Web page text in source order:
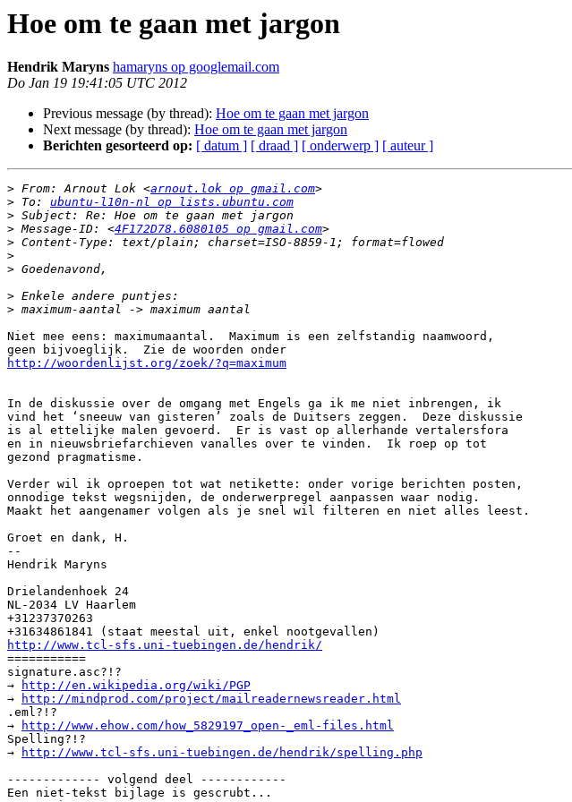
Hoe om te gaan met jargon
Hendrik Maryns hamaryns op googlemail.com
Do Jan 19 19:41:05 UTC 2012
Previous message (by thread): Hoe om te gaan met jargon
Next message (by thread): Hoe om te gaan met jargon
Berichten gesorteerd op: [ datum ] [ draad ] [ onderwerp ] [ auteur ]
> From: Arnout Lok <arnout.lok op gmail.com
> To: ubuntu-l10n-nl op lists.ubuntu.com
>
> Message-ID: <4F172D78.6080105 op gmail.com
>
>
>
>
>
Niet mee eens: maximumaantal.  Maximum is een zelfstandig naamwoord,
http://woordenlijst.org/zoek/?q=maximum
In de diskussie over de omgang met Engels ga ik me niet inbrengen, ik
vind het ‘sneeuw van gisteren’ zoals de Duitsers zeggen.  Deze diskussie
is al ettelijke malen gevoerd.  Er is vast op allerhande vertalersfora
en in nieuwsbriefarchieven vanalles over te vinden.  Ik roep op tot
gezond pragmatisme.
Verder wil ik oproepen tot wat netikette: onder vorige berichten posten,
onnodige tekst wegsnijden, de onderwerpregel aanpassen waar nodig.
Maakt het aangenamer volgen als je snel wil filteren en niet alles leest.
Groet en dank, H.
--
Hendrik Maryns
Drielandenhoek 24
NL-2034 LV Haarlem
+31237370263
http://www.tcl-sfs.uni-tuebingen.de/hendrik/
===========
signature.asc?!?
→
http://en.wikipedia.org/wiki/PGP
→
http://mindprod.com/project/mailreadernewsreader.html
.eml?!?
→
http://www.ehow.com/how_5829197_open-_eml-files.html
Spelling?!?
→
http://www.tcl-sfs.uni-tuebingen.de/hendrik/spelling.php
------------- volgend deel ------------
Een niet-tekst bijlage is gescrubt...